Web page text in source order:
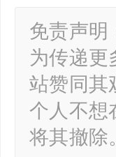
免责声明
为传递更
站赞同其
个人不想
将其撤除